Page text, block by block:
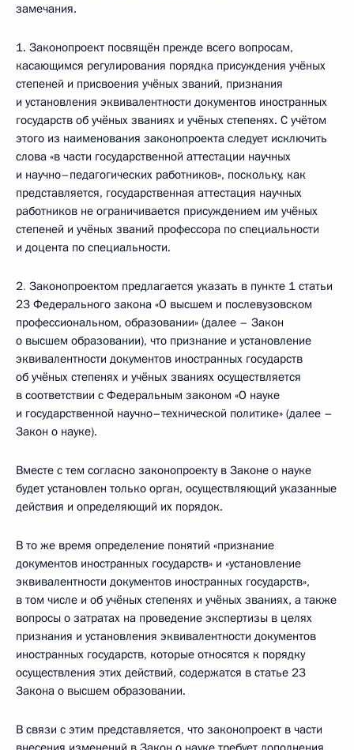
замечания.
1. Законопроект посвящён прежде всего вопросам,
касающимся регулирования порядка присуждения учёных
степеней и присвоения учёных званий, признания
и установления эквивалентности документов иностранных
государств об учёных званиях и учёных степенях. С учётом
этого из наименования законопроекта следует исключить
слова «в части государственной аттестации научных
и научно–педагогических работников», поскольку, как
представляется, государственная аттестация научных
работников не ограничивается присуждением им учёных
степеней и учёных званий профессора по специальности
и доцента по специальности.
2. Законопроектом предлагается указать в пункте 1 статьи
23 Федерального закона «О высшем и послевузовском
профессиональном, образовании» (далее – Закон
о высшем образовании), что признание и установление
эквивалентности документов иностранных государств
об учёных степенях и учёных званиях осуществляется
в соответствии с Федеральным законом «О науке
и государственной научно–технической политике» (далее –
Закон о науке).
Вместе с тем согласно законопроекту в Законе о науке
будет установлен только орган, осуществляющий указанные
действия и определяющий их порядок.
В то же время определение понятий «признание
документов иностранных государств» и «установление
эквивалентности документов иностранных государств»,
в том числе и об учёных степенях и учёных званиях, а также
вопросы о затратах на проведение экспертизы в целях
признания и установления эквивалентности документов
иностранных государств, которые относятся к порядку
осуществления этих действий, содержатся в статье 23
Закона о высшем образовании.
В связи с этим представляется, что законопроект в части